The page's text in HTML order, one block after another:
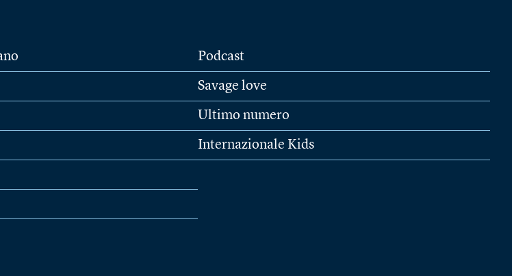
Podcast
Savage love
Ultimo numero
Internazionale Kids